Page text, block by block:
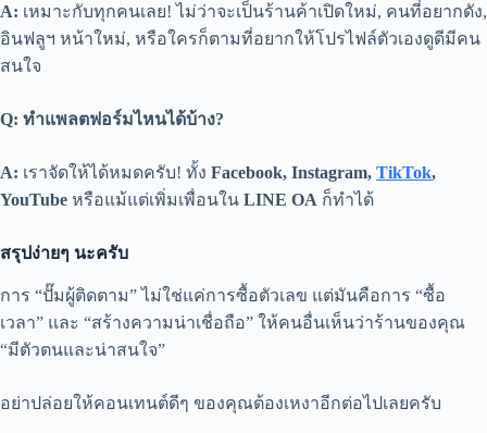
A: เหมาะกับทุกคนเลย! ไม่ว่าจะเป็นร้านค้าเปิดใหม่, คนที่อยากดัง,
อินฟลูฯ หน้าใหม่, หรือใครก็ตามที่อยากให้โปรไฟล์ตัวเองดูดีมีคน
สนใจ
Q: ทำแพลตฟอร์มไหนได้บ้าง?
A: เราจัดให้ได้หมดครับ! ทั้ง Facebook, Instagram, TikTok,
YouTube หรือแม้แต่เพิ่มเพื่อนใน LINE OA ก็ทำได้
สรุปง่ายๆ นะครับ
การ “ปั๊มผู้ติดตาม” ไม่ใช่แค่การซื้อตัวเลข แต่มันคือการ “ซื้อ
เวลา” และ “สร้างความน่าเชื่อถือ” ให้คนอื่นเห็นว่าร้านของคุณ
“มีตัวตนและน่าสนใจ”
อย่าปล่อยให้คอนเทนต์ดีๆ ของคุณต้องเหงาอีกต่อไปเลยครับ